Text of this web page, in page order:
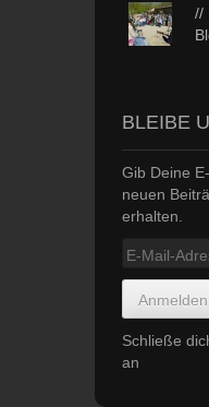
//
BLEIBE
Gib Deine
neuen
erhalten.
E-
Adresse
Anmelden
Schließe
an